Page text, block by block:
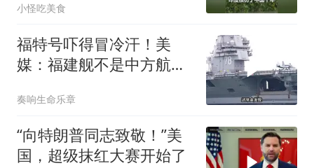
小怪吃美食
福特号吓得冒冷汗！美
媒：福建舰不是中方航母
奏响生命乐章
“向特朗普同志致敬！”美
国，超级抹红大赛开始了